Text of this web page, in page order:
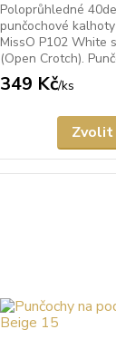
Poloprůhledné
punčochové
MissO P102 White
(Open Crotch).
349 Kč/ks
Zvolit